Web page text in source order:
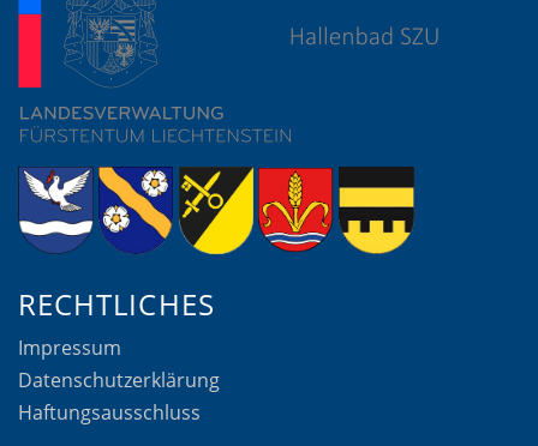
RECHTLICHES
Impressum
Datenschutzerklärung
Haftungsausschluss